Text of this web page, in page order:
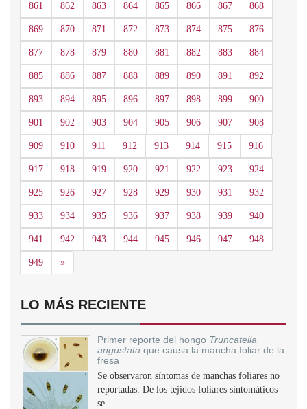
861 862 863 864 865 866 867 868
869 870 871 872 873 874 875 876
877 878 879 880 881 882 883 884
885 886 887 888 889 890 891 892
893 894 895 896 897 898 899 900
901 902 903 904 905 906 907 908
909 910 911 912 913 914 915 916
917 918 919 920 921 922 923 924
925 926 927 928 929 930 931 932
933 934 935 936 937 938 939 940
941 942 943 944 945 946 947 948
949 »Siguiente
LO MÁS RECIENTE
Primer reporte del hongo Truncatella
angustata que causa la mancha foliar de la
fresa
Se observaron síntomas de manchas foliares no
reportadas. De los tejidos foliares sintomáticos
se...